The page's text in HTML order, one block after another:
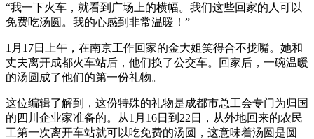
“我一下火车，就看到广场上的横幅。我们这些回家的人可以
免费吃汤圆。我的心感到非常温暖！”
1月17日上午，在南京工作回家的金大姐笑得合不拢嘴。她和
丈夫离开成都火车站后，他们换了公交车。回家后，一碗温暖
的汤圆成了他们的第一份礼物。
这位编辑了解到，这份特殊的礼物是成都市总工会专门为归国
的四川企业家准备的。从1月16日到22日，从外地回来的农民
工第一次离开车站就可以吃免费的汤圆，这意味着汤圆是圆